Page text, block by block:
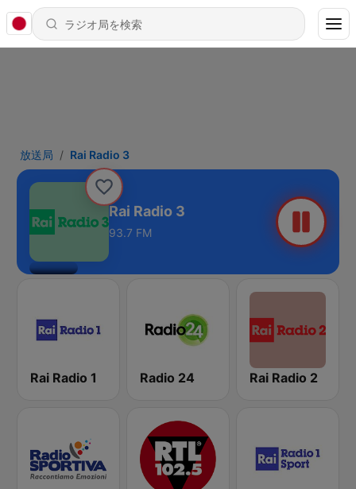
放送局 Rai Radio 3
Rai Radio 3
93.7 FM
Rai Radio 1 Radio 24 Rai Radio 2